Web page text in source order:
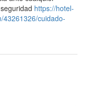
https://hotel-
43261326/cuidado-